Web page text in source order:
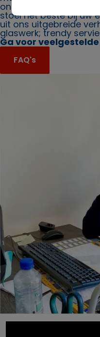
ons. Ook bieden wij u
stoel het beste bij uw
uit ons uitgebreide
glaswerk; trendy
Ga voor
FAQ's